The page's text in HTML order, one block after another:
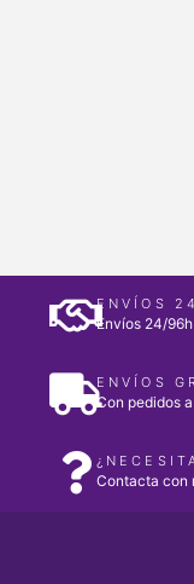
ENVÍOS
Envíos 24/
ENVÍOS
Con pedidos
Contacta con